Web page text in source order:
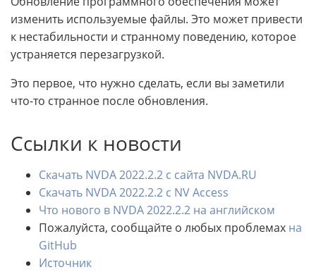
изменить используемые файлы. Это может привести
к нестабильности и странному поведению, которое
устраняется перезагрузкой.
Это первое, что нужно сделать, если вы заметили
что-то странное после обновления.
Ссылки к новости
Скачать NVDA 2022.2.2 с сайта NVDA.RU
Скачать NVDA 2022.2.2 с NV Access
Что нового в NVDA 2022.2.2 на английском
Пожалуйста, сообщайте о любых проблемах на
GitHub
Источник